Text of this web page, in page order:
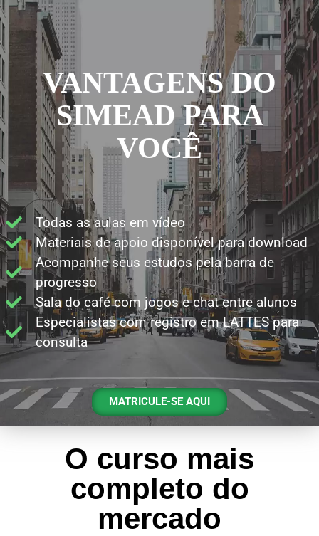
VANTAGENS DO
SIMEAD PARA
VOCÊ
Todas as aulas em vídeo
Materiais de apoio disponível para download
Acompanhe seus estudos pela barra de
progresso
Sala do café com jogos e chat entre alunos
Especialistas com registro em LATTES para
consulta
MATRICULE-SE AQUI
O curso mais
completo do
mercado